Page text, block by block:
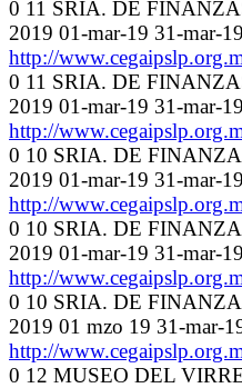
0 11 SRIA. DE
2019 01-mar-19 31-mar-
http://
0 11 SRIA. DE
2019 01-mar-19 31-mar-
http://
0 10 SRIA. DE
2019 01-mar-19 31-mar-
http://
0 10 SRIA. DE
2019 01-mar-19 31-mar-
http://
0 10 SRIA. DE
2019 01 mzo 19 31-mar-
http://
0 12 MUSEO DEL